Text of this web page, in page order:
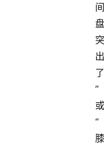
间
盘
突
出
了
”
或
“
膝